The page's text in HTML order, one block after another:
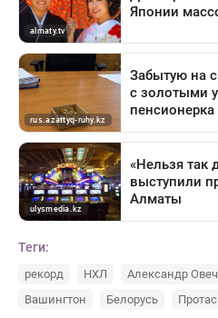
Теги:
рекорд НХЛ Александр
Вашингтон
Белорусь Протас